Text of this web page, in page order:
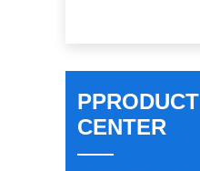
PPRODUCT
CENTER